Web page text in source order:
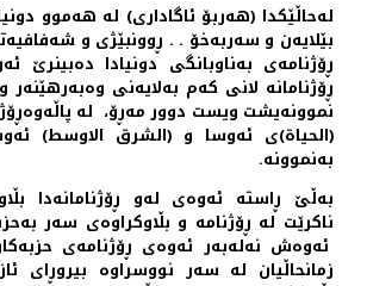
له‌حاڵێكدا (هه‌ربۆ ئاگاداری) له‌ هه‌موو
بێلایه‌ن و سه‌ربه‌خۆ . . ڕوونبێژی و
ڕۆژنامه‌ی به‌ناوبانگی دونیادا ده‌بینرێ
ڕۆژنامانه‌ لانی كه‌م به‌لایه‌نی وه‌به‌رهێنه‌ر
نموونه‌یشت ویست دوور مه‌ڕۆ، له‌
(الحیاة‌)ی ئه‌وسا و (الشرق الاوسط)
به‌نموونه‌.
به‌ڵێ ڕاسته‌ ئه‌وه‌ی له‌و ڕۆژنامانه‌دا
ناكرێت له‌ ڕۆژنامه ‌و بڵاوكراوه‌ی سه‌ر
ئه‌وه‌ش نه‌له‌به‌ر ئه‌وه‌ی ڕۆژنامه‌ی
زمانحاڵیان له‌ سه‌ر نووسراوه‌ بیروڕای